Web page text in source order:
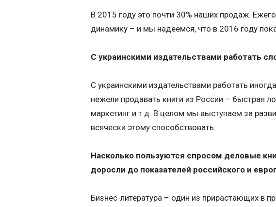
В 2015 году это почти 30% наших продаж.
динамику – и мы надеемся, что в 2016 году
С украинскими издательствами работать
С украинскими издательствами работать
нежели продавать книги из России – быстрая
маркетинг и т.д. В целом мы выступаем за
всячески этому способствовать.
Насколько пользуются спросом деловые
доросли до показателей российского и
Бизнес-литература – один из прирастающих в